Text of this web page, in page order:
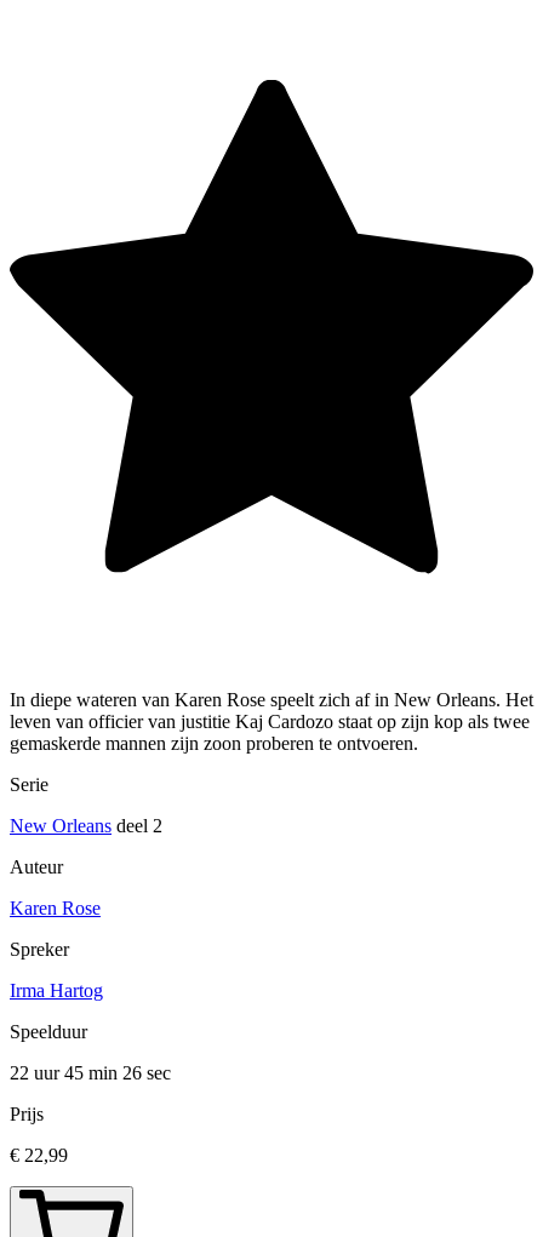
In diepe wateren van Karen Rose speelt zich af in New Orleans. Het
leven van officier van justitie Kaj Cardozo staat op zijn kop als twee
gemaskerde mannen zijn zoon proberen te ontvoeren.
Serie
New Orleans deel 2
Auteur
Karen Rose
Spreker
Irma Hartog
Speelduur
22 uur 45 min 26 sec
Prijs
€ 22,99